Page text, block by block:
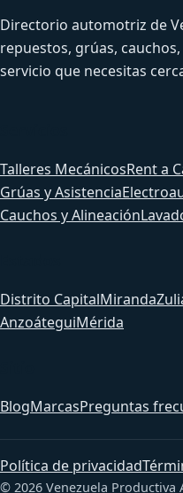
Directorio automotriz de
repuestos, grúas,
servicio que necesitas
Talleres MecánicosRent a
Grúas y Asistencia
Cauchos y Alineación
Distrito CapitalMiranda
AnzoáteguiMérida
BlogMarcasPreguntas
Política de privacidad
© 2026 Venezuela